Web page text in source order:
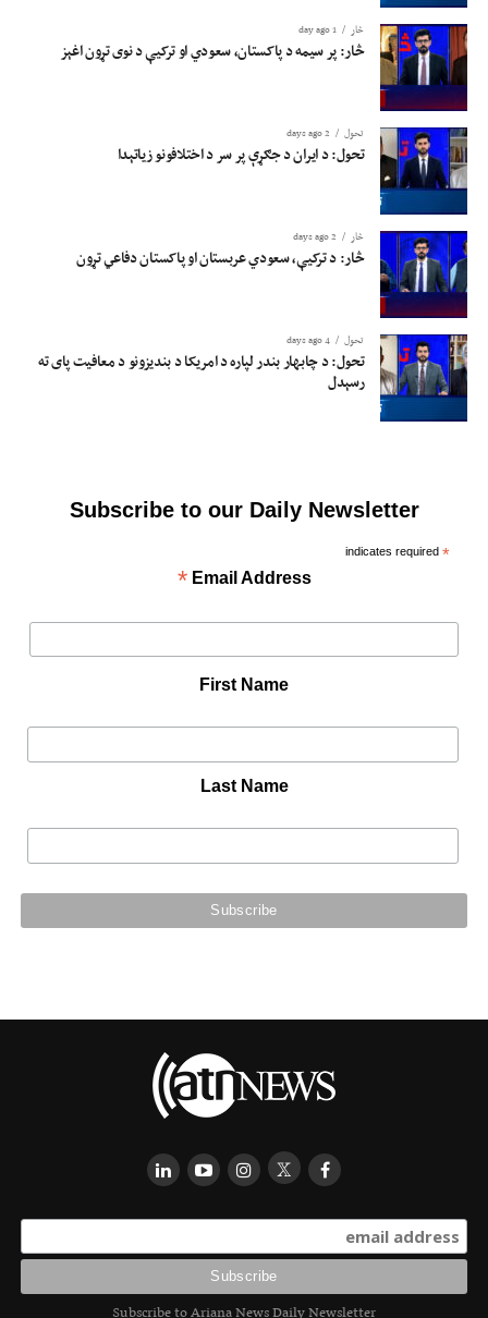
څار 1 day ago
څار: پر سیمه د پاکستان، سعودي او ترکیې د نوی تړون اغېز
تحول 2 days ago
تحول: د ایران د جګړې پر سر د اختلافونو زیاتېدا
څار 2 days ago
څار: د ترکیې، سعودي عربستان او پاکستان دفاعي تړون
تحول 4 days ago
تحول: د چابهار بندر لپاره د امریکا د بندیزونو د معافیت پای ته
رسېدل
Subscribe to our Daily Newsletter
*
indicates required
Email Address
*
First Name
Last Name
Subscribe to Ariana News Daily Newsletter